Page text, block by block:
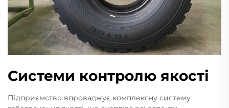
Системи контролю якості
Підприємство впроваджує комплексну систему